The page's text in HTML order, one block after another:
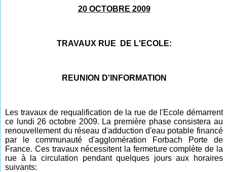
20 OCTOBRE 2009
TRAVAUX RUE DE L'ECOLE:
REUNION D'INFORMATION
Les travaux de requalification de la rue de l'Ecole démarrent
ce lundi 26 octobre 2009. La première phase consistera au
renouvellement du réseau d'adduction d'eau potable financé
par le communauté d'agglomération Forbach Porte de
France. Ces travaux nécessitent la fermeture complète de la
rue à la circulation pendant quelques jours aux horaires
suivants: